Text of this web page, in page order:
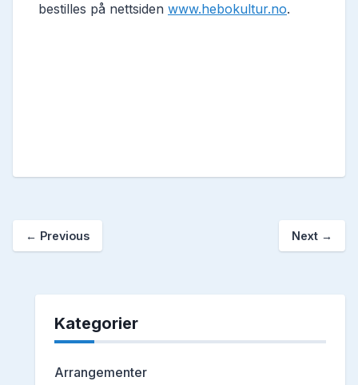
bestilles på nettsiden www.hebokultur.no.
← Previous Next →
Kategorier
Arrangementer